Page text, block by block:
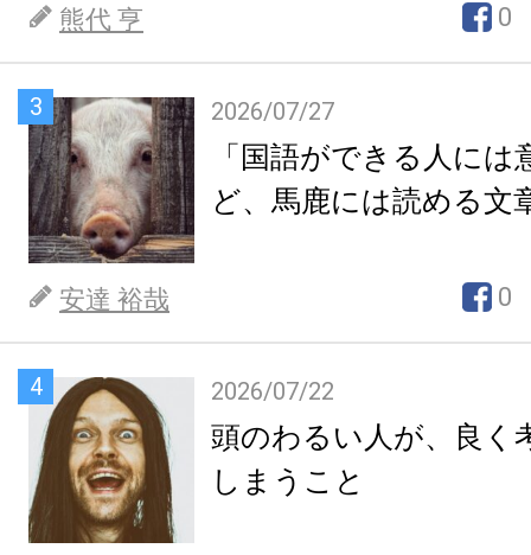
熊代 亨 0
3 2026/07/27
「国語ができる人には
ど、馬鹿には読める文
安達 裕哉 0
4 2026/07/22
頭のわるい人が、良く
しまうこと